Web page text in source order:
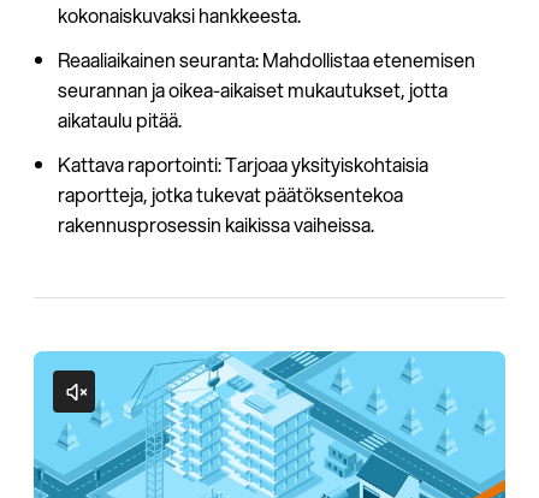
kokonaiskuvaksi hankkeesta.
Reaaliaikainen seuranta: Mahdollistaa etenemisen
seurannan ja oikea-aikaiset mukautukset, jotta
aikataulu pitää.
Kattava raportointi: Tarjoaa yksityiskohtaisia
raportteja, jotka tukevat päätöksentekoa
rakennusprosessin kaikissa vaiheissa.